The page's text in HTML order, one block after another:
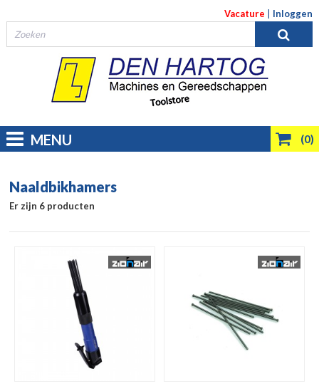
Vacature Inloggen
(0)
MENU
Naaldbikhamers
Er zijn 6 producten